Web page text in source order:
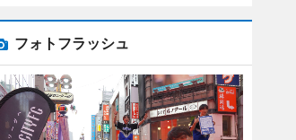
フォトフラッシュ